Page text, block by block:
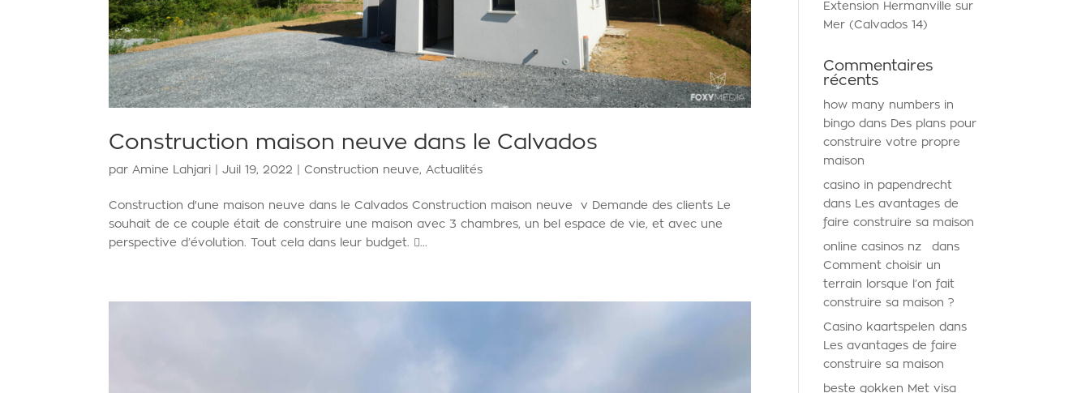
Construction maison neuve dans le Calvados
parAmine Lahjari |Juil 19, 2022 |Construction neuve,Actualités
Construction d'une maison neuve dans le Calvados Construction maison neuve v Demande des clients Le
souhait de ce couple était de construire une maison avec 3 chambres, un bel espace de vie, et avec une
perspective d’évolution. Tout cela dans leur budget. ...
Extension Hermanville sur
Mer (Calvados 14)
Commentaires
récents
how many numbers in
bingo dans Des plans pour
construire votre propre
maison
casino in papendrecht
dans Les avantages de
faire construire sa maison
online casinos nz
dans
Comment choisir un
terrain lorsque l’on fait
construire sa maison ?
Casino kaartspelen dans
Les avantages de faire
construire sa maison
beste gokken Met visa